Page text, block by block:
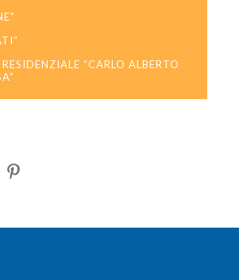
“CARLO ALBERTO